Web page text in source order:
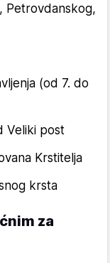
Petrovdanskog,
(od 7. do
Veliki post
Krstitelja
krsta
za